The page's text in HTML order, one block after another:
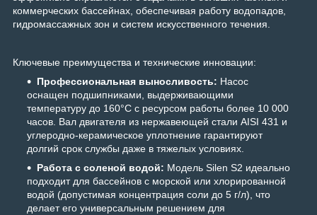
коммерческих бассейнах, обеспечивая работу водопадов,
гидромассажных зон и систем искусственного течения.
Ключевые преимущества и технические инновации:
Профессиональная выносливость: Насос
оснащен подшипниками, выдерживающими
температуру до 160°C с ресурсом работы более 10 000
часов. Вал двигателя из нержавеющей стали AISI 431 и
углеродно-керамическое уплотнение гарантируют
долгий срок службы даже в тяжелых условиях.
Работа с соленой водой: Модель Silen S2 идеально
подходит для бассейнов с морской или хлорированной
водой (допустимая концентрация соли до 5 г/л), что
делает его универсальным решением для